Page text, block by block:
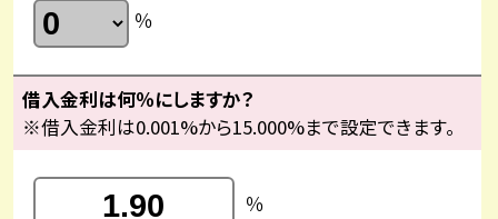
％
借入金利は何％にしますか？
※借入金利は0.001%から15.000%まで設定できます。
％